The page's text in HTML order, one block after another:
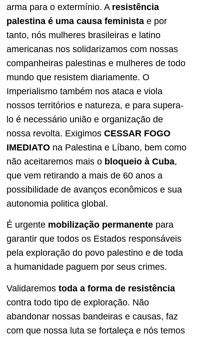
arma para o extermínio. A resistência
palestina é uma causa feminista e por
tanto, nós mulheres brasileiras e latino
americanas nos solidarizamos com nossas
companheiras palestinas e mulheres de todo
mundo que resistem diariamente. O
Imperialismo também nos ataca e viola
nossos territórios e natureza, e para supera-
lo é necessário união e organização de
nossa revolta. Exigimos CESSAR FOGO
IMEDIATO na Palestina e Líbano, bem como
não aceitaremos mais o bloqueio à Cuba,
que vem retirando a mais de 60 anos a
possibilidade de avanços econômicos e sua
autonomia politica global.
É urgente mobilização permanente para
garantir que todos os Estados responsáveis
pela exploração do povo palestino e de toda
a humanidade paguem por seus crimes.
Validaremos toda a forma de resistência
contra todo tipo de exploração. Não
abandonar nossas bandeiras e causas, faz
com que nossa luta se fortaleça e nós temos